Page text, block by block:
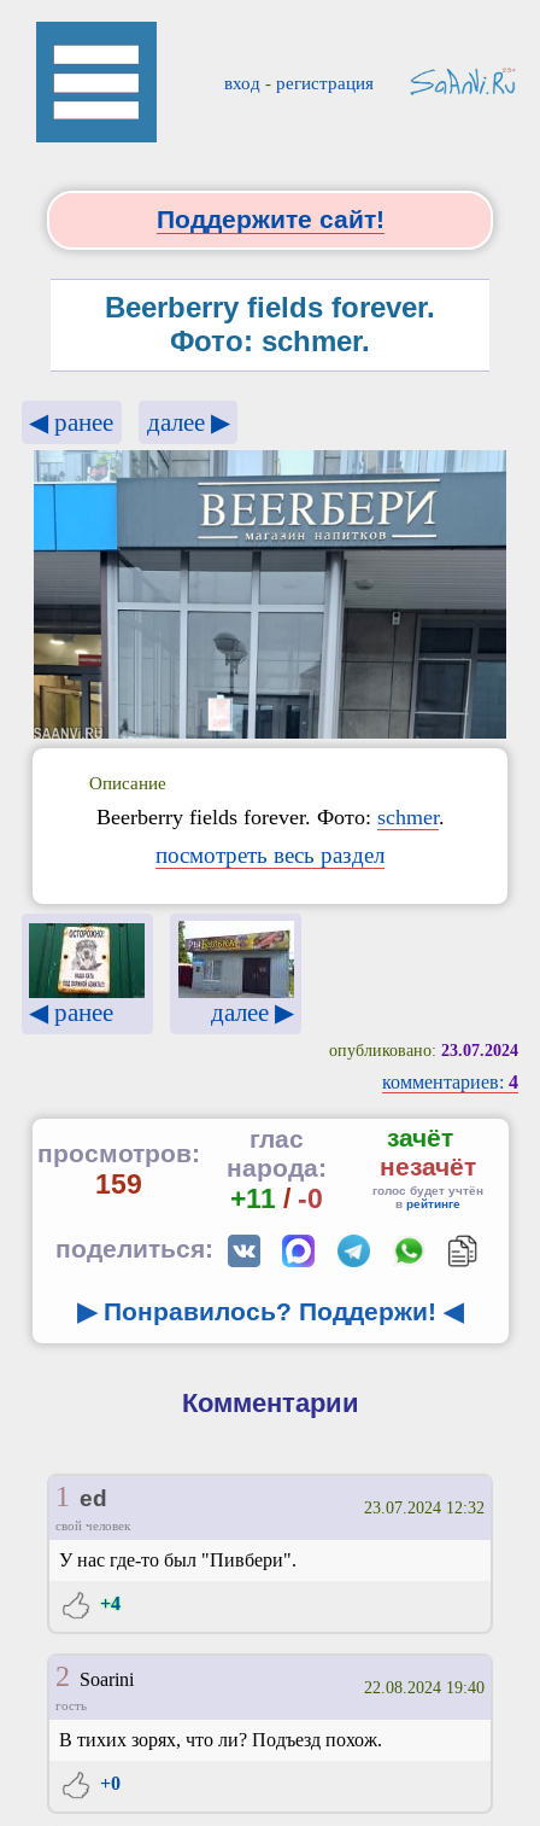
вход - регистрация
Поддержите сайт!
Beerberry fields forever.
Фото: schmer.
◀ ранее далее ▶
Описание
Beerberry fields forever. Фото: schmer.
посмотреть весь раздел
◀ ранее далее ▶
опубликовано: 23.07.2024
комментариев: 4
просмотров:
159
глас
народа:
+11/ -0
зачёт
незачёт
голос будет учтён
в рейтинге
поделиться:
▶ Понравилось? Поддержи! ◀
Комментарии
1 ed
свой человек
23.07.2024 12:32
У нас где-то был "Пивбери".
+4
2 Soarini
гость
22.08.2024 19:40
В тихих зорях, что ли? Подъезд похож.
+0